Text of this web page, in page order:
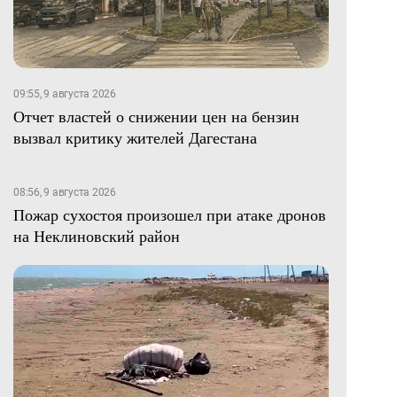
09:55, 9 августа 2026
Отчет властей о снижении цен на бензин
вызвал критику жителей Дагестана
08:56, 9 августа 2026
Пожар сухостоя произошел при атаке дронов
на Неклиновский район